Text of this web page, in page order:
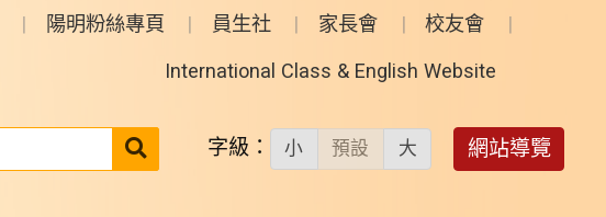
陽明粉絲專頁 員生社 家長會 校友會
International Class & English Website
送出 字級： 小 預設 大 網站導覽